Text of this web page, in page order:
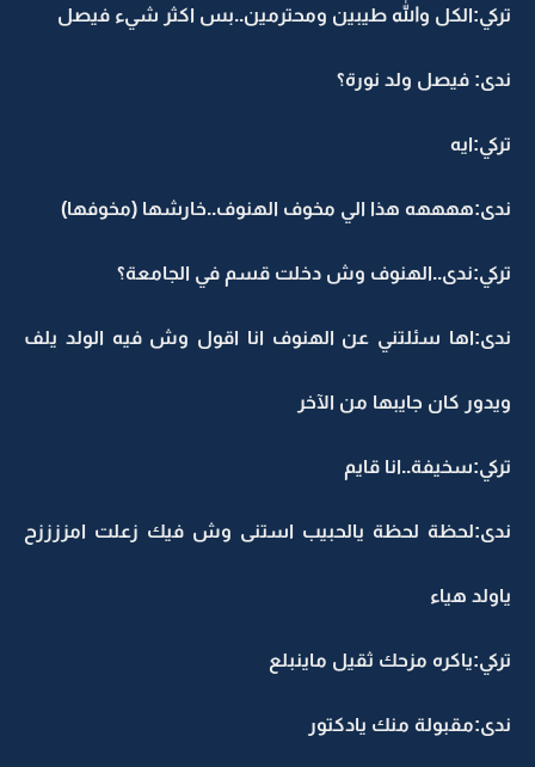
تركي:الكل والله طيبين ومحترمين..بس اكثر شيء فيصل
ندى: فيصل ولد نورة؟
تركي:ايه
ندى:ههههه هذا الي مخوف الهنوف..خارشها (مخوفها)
تركي:ندى..الهنوف وش دخلت قسم في الجامعة؟
ندى:اها سئلتني عن الهنوف انا اقول وش فيه الولد يلف
ويدور كان جايبها من الآخر
تركي:سخيفة..انا قايم
ندى:لحظة لحظة يالحبيب استنى وش فيك زعلت امززززح
ياولد هياء
تركي:ياكره مزحك ثقيل ماينبلع
ندى:مقبولة منك يادكتور